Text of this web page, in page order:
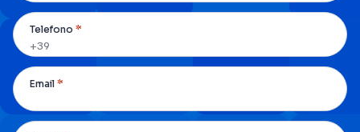
Telefono *
Email *